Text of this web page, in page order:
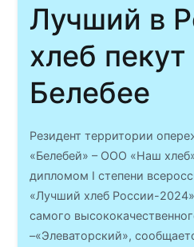
Лучший в
хлеб пекут
Белебее
Резидент территории
«Белебей» – ООО «Наш
дипломом I степени
«Лучший хлеб России-
самого
–«Элеваторский»,